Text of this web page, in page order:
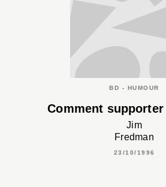
BD - HUMOUR
Comment
Jim
Fredman
23/10/1996